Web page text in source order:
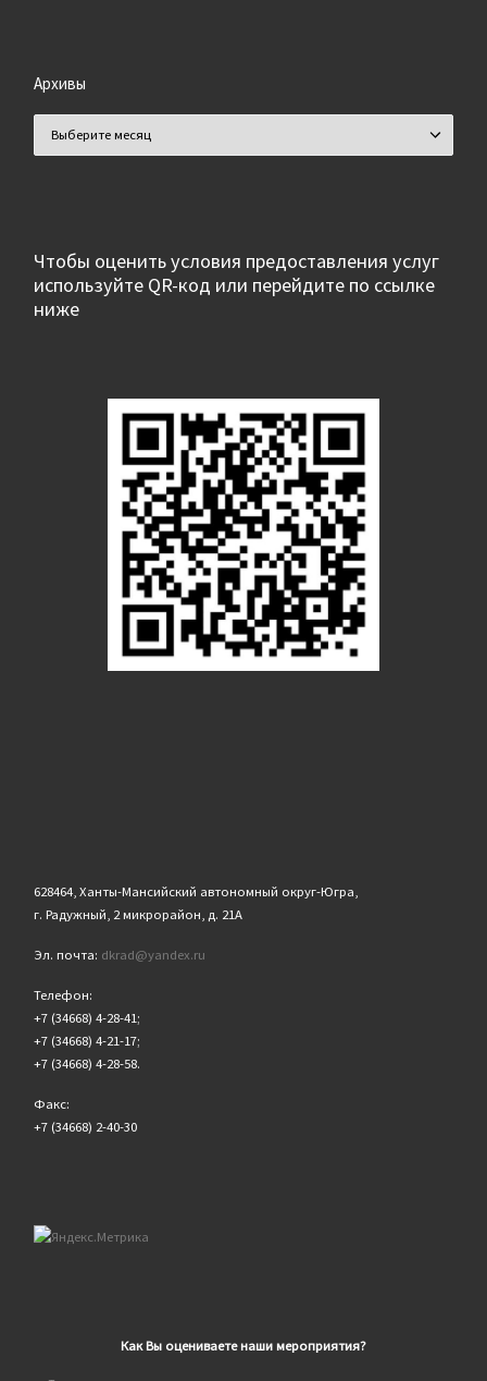
Архивы
Чтобы оценить условия предоставления услуг
используйте QR-код или перейдите по ссылке
ниже
628464, Ханты-Мансийский автономный округ-Югра,
г. Радужный, 2 микрорайон, д. 21А
Эл. почта: dkrad@yandex.ru
Телефон:
+7 (34668) 4-28-41;
+7 (34668) 4-21-17;
+7 (34668) 4-28-58.
Факс:
+7 (34668) 2-40-30
Как Вы оцениваете наши мероприятия?